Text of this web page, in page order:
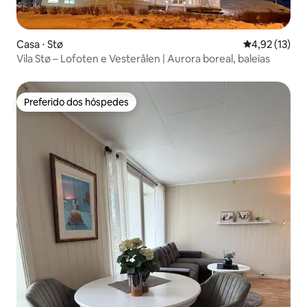
Casa ⋅ Stø 4,92 de uma
4,92 (13)
Vila Stø – Lofoten e Vesterålen | Aurora boreal, baleias
Preferido dos hóspedes
Preferido dos hóspedes